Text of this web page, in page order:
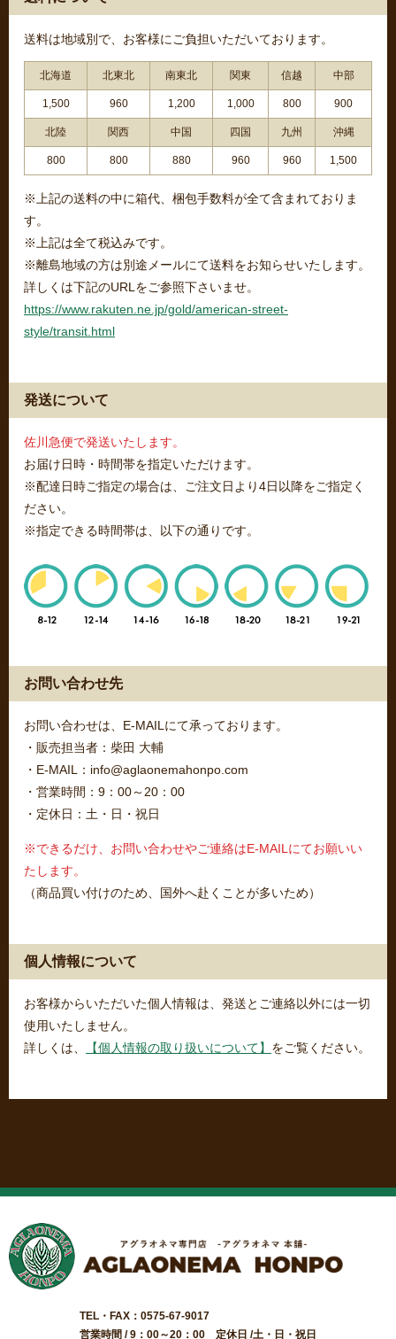
送料は地域別で、お客様にご負担いただいております。
北海道 北東北 南東北 関東 信越 中部
1,500 960 1,200 1,000 800 900
北陸 関西 中国 四国 九州 沖縄
800 800 880 960 960 1,500
※上記の送料の中に箱代、梱包手数料が全て含まれておりま
す。
※上記は全て税込みです。
※離島地域の方は別途メールにて送料をお知らせいたします。
詳しくは下記のURLをご参照下さいませ。
https://www.rakuten.ne.jp/gold/american-street-
style/transit.html
発送について
佐川急便で発送いたします。
お届け日時・時間帯を指定いただけます。
※配達日時ご指定の場合は、ご注文日より4日以降をご指定く
ださい。
※指定できる時間帯は、以下の通りです。
お問い合わせ先
お問い合わせは、E-MAILにて承っております。
・販売担当者：柴田 大輔
・E-MAIL：info@aglaonemahonpo.com
・営業時間：9：00～20：00
・定休日：土・日・祝日
※できるだけ、お問い合わせやご連絡はE-MAILにてお願いい
たします。
（商品買い付けのため、国外へ赴くことが多いため）
個人情報について
お客様からいただいた個人情報は、発送とご連絡以外には一切
使用いたしません。
詳しくは、
【個人情報の取り扱いについて】 をご覧ください。
TEL・FAX：0575-67-9017
営業時間 / 9：00～20：00 定休日 /土・日・祝日